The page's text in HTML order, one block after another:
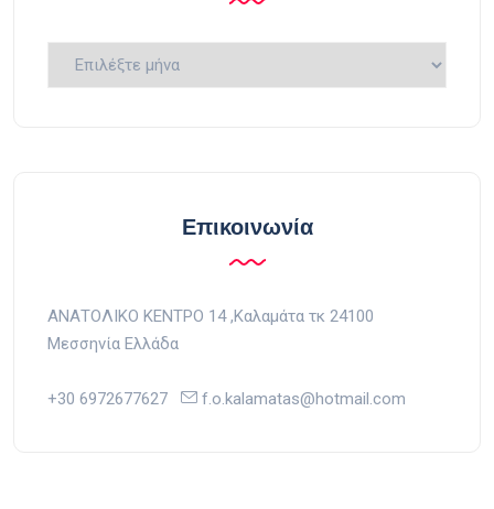
Ιστορικό
Επικοινωνία
ΑΝΑΤΟΛΙΚΟ ΚΕΝΤΡΟ 14 ,Kαλαμάτα τκ 24100
Μεσσηνία Ελλάδα
+30 6972677627 f.o.kalamatas@hotmail.com